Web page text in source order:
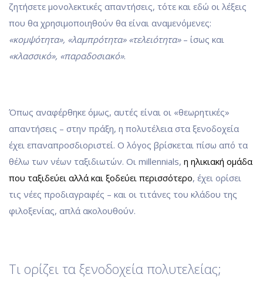
ζητήσετε μονολεκτικές απαντήσεις, τότε και εδώ οι λέξεις
που θα χρησιμοποιηθούν θα είναι αναμενόμενες:
«κομψότητα», «λαμπρότητα» «τελειότητα»– ίσως και
«κλασσικό», «παραδοσιακό».
Όπως αναφέρθηκε όμως, αυτές είναι οι «θεωρητικές»
απαντήσεις – στην πράξη, η πολυτέλεια στα ξενοδοχεία
έχει επαναπροσδιοριστεί. Ο λόγος βρίσκεται πίσω από τα
θέλω των νέων ταξιδιωτών. Οι millennials, η ηλικιακή ομάδα
που ταξιδεύει αλλά και ξοδεύει περισσότερο, έχει ορίσει
τις νέες προδιαγραφές – και οι τιτάνες του κλάδου της
φιλοξενίας, απλά ακολουθούν.
Τι ορίζει τα ξενοδοχεία πολυτελείας;